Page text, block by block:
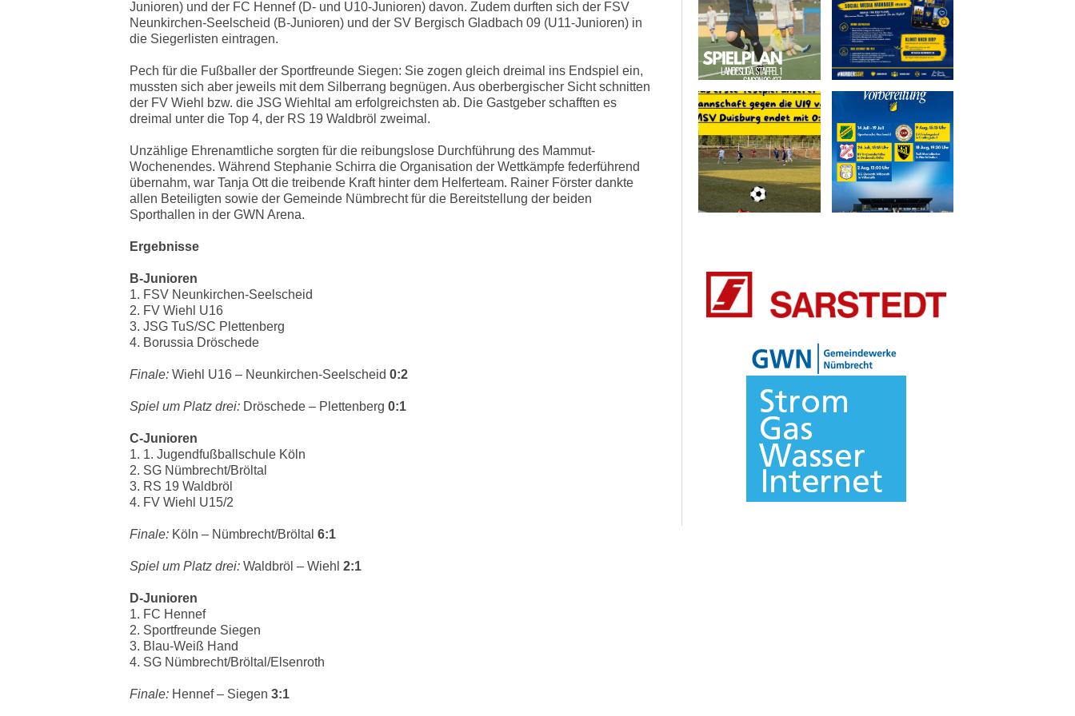
Junioren) und der FC Hennef (D- und U10-Junioren) davon. Zudem durften sich der FSV
Neunkirchen-Seelscheid (B-Junioren) und der SV Bergisch Gladbach 09 (U11-Junioren) in
die Siegerlisten eintragen.
Pech für die Fußballer der Sportfreunde Siegen: Sie zogen gleich dreimal ins Endspiel ein,
mussten sich aber jeweils mit dem Silberrang begnügen. Aus oberbergischer Sicht schnitten
der FV Wiehl bzw. die JSG Wiehltal am erfolgreichsten ab. Die Gastgeber schafften es
dreimal unter die Top 4, der RS 19 Waldbröl zweimal.
Unzählige Ehrenamtliche sorgten für die reibungslose Durchführung des Mammut-
Wochenendes. Während Stephanie Schirra die Organisation der Wettkämpfe federführend
übernahm, war Tanja Ott die treibende Kraft hinter dem Helferteam. Rainer Förster dankte
allen Beteiligten sowie der Gemeinde Nümbrecht für die Bereitstellung der beiden
Sporthallen in der GWN Arena.
Ergebnisse
B-Junioren
1. FSV Neunkirchen-Seelscheid
2. FV Wiehl U16
3. JSG TuS/SC Plettenberg
4. Borussia Dröschede
Finale: Wiehl U16 – Neunkirchen-Seelscheid 0:2
Spiel um Platz drei: Dröschede – Plettenberg 0:1
C-Junioren
1. 1. Jugendfußballschule Köln
2. SG Nümbrecht/Bröltal
3. RS 19 Waldbröl
4. FV Wiehl U15/2
Finale: Köln – Nümbrecht/Bröltal 6:1
Spiel um Platz drei: Waldbröl – Wiehl 2:1
D-Junioren
1. FC Hennef
2. Sportfreunde Siegen
3. Blau-Weiß Hand
4. SG Nümbrecht/Bröltal/Elsenroth
Finale: Hennef – Siegen 3:1